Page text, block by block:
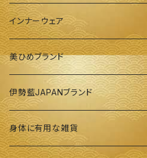
インナーウェア
美ひめブランド
伊勢藍JAPANブランド
身体に有用な雑貨